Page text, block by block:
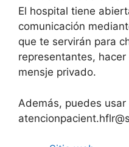
El hospital tiene
comunicación
que te servirán para
representantes,
mensje privado.
Además, puedes